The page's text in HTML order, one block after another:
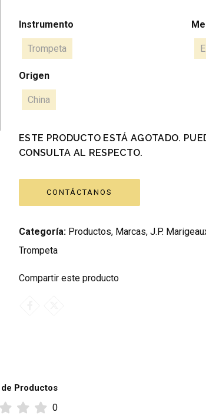
Instrumento
Trompeta
Origen
China
ESTE PRODUCTO ESTÁ AGOTADO.
CONSULTA AL RESPECTO.
CONTÁCTANOS
Categoría: Productos, Marcas, J.P.
Trompeta
Compartir este producto
de Productos
0